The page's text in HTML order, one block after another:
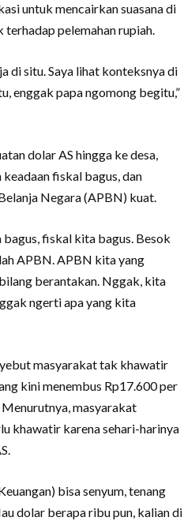
untuk mencairkan suasana di
pelemahan rupiah.
di situ. Saya lihat konteksnya di
enggak papa ngomong begitu,”
dolar AS hingga ke desa,
fiskal bagus, dan
Negara (APBN) kuat.
fiskal kita bagus. Besok
APBN. APBN kita yang
berantakan. Nggak, kita
ngerti apa yang kita
masyarakat tak khawatir
kini menembus Rp17.600 per
masyarakat
khawatir karena sehari-harinya
bisa senyum, tenang
dolar berapa ribu pun, kalian di